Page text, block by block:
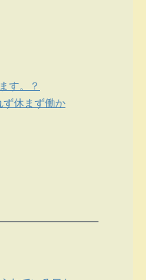
す。？
ず休まず働か